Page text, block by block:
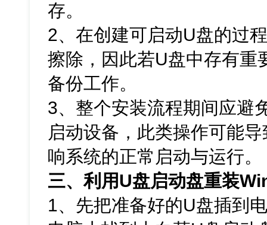
存。
2、在创建可启动U盘的过
擦除，因此若U盘中存有重
备份工作。
3、整个安装流程期间应避
启动设备，此类操作可能
响系统的正常启动与运行。
三、利用U盘启动盘重装
1、先把准备好的U盘插到